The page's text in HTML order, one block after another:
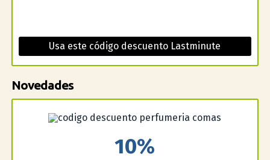
Usa este código descuento Lastminute
Novedades
10%